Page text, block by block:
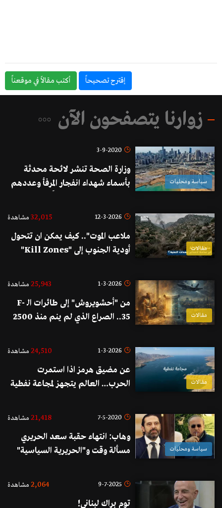
إقترح تصحيحاً أكتب مقالاً في موقعناً
زوارنا يتصفحون الآن
سياسة ومحليات
3-9-2020
وزارة الصحة تنشر لائحة محدثة
بأسماء شهداء انفجار المرفأ وعددهم
مقالات
12-3-2026
32,015 مشاهدة
ملاعب الموت".. كيف يمكن ان تتحول
أودية الجنوب إلى "Kill Zones"
مقالات
1-3-2026
25,943 مشاهدة
من "أحشويروش" إلى طائرات الـ F-
35.. الصراع الذي لم ينم منذ 2500
مقالات
1-3-2026
24,510 مشاهدة
عن مضيق هرمز اذا استمرت
الحرب… العالم يتجهز لمجاعة نفطية
سياسة ومحليات
7-5-2020
21,418 مشاهدة
وهاب: انتهاء حقبة سعد الحريري
مسألة وقت و"الحريرية السياسية"
هذه العودة ولا أستطيع أن أغفر
9-7-2025
2,064 مشاهدة
توم براك لبناني!